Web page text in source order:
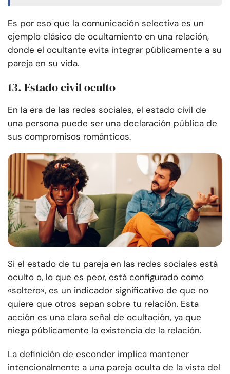
Es por eso que la comunicación selectiva es un
ejemplo clásico de ocultamiento en una relación,
donde el ocultante evita integrar públicamente a su
pareja en su vida.
13. Estado civil oculto
En la era de las redes sociales, el estado civil de
una persona puede ser una declaración pública de
sus compromisos románticos.
Si el estado de tu pareja en las redes sociales está
oculto o, lo que es peor, está configurado como
«soltero», es un indicador significativo de que no
quiere que otros sepan sobre tu relación. Esta
acción es una clara señal de ocultación, ya que
niega públicamente la existencia de la relación.
La definición de esconder implica mantener
intencionalmente a una pareja oculta de la vista del